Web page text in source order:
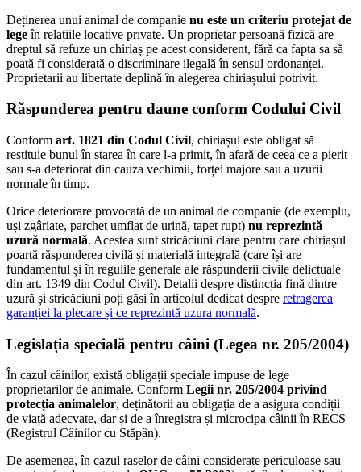
Deținerea unui animal de companie nu este un criteriu protejat de
legeîn relațiile locative private. Un proprietar persoană fizică are
dreptul să refuze un chiriaș pe acest considerent, fără ca fapta sa să
poată fi considerată o discriminare ilegală în sensul ordonanței.
Proprietarii au libertate deplină în alegerea chiriașului potrivit.
Răspunderea pentru daune conform Codului Civil
Conform art. 1821 din Codul Civil, chiriașul este obligat să
restituie bunul în starea în care l-a primit, în afară de ceea ce a pierit
sau s-a deteriorat din cauza vechimii, forței majore sau a uzurii
normale în timp.
Orice deteriorare provocată de un animal de companie (de exemplu,
uși zgâriate, parchet umflat de urină, tapet rupt) nu reprezintă
uzură normală. Acestea sunt stricăciuni clare pentru care chiriașul
poartă răspunderea civilă și materială integrală (care își are
fundamentul și în regulile generale ale răspunderii civile delictuale
din art. 1349 din Codul Civil). Detalii despre distincția fină dintre
uzură și stricăciuni poți găsi în articolul dedicat despre retragerea
garanției la plecare și ce reprezintă uzura normală.
Legislația specială pentru câini (Legea nr. 205/2004)
În cazul câinilor, există obligații speciale impuse de lege
proprietarilor de animale. Conform Legii nr. 205/2004 privind
protecția animalelor, deținătorii au obligația de a asigura condiții
de viață adecvate, dar și de a înregistra și microcipa câinii în RECS
(Registrul Câinilor cu Stăpân).
De asemenea, în cazul raselor de câini considerate periculoase sau